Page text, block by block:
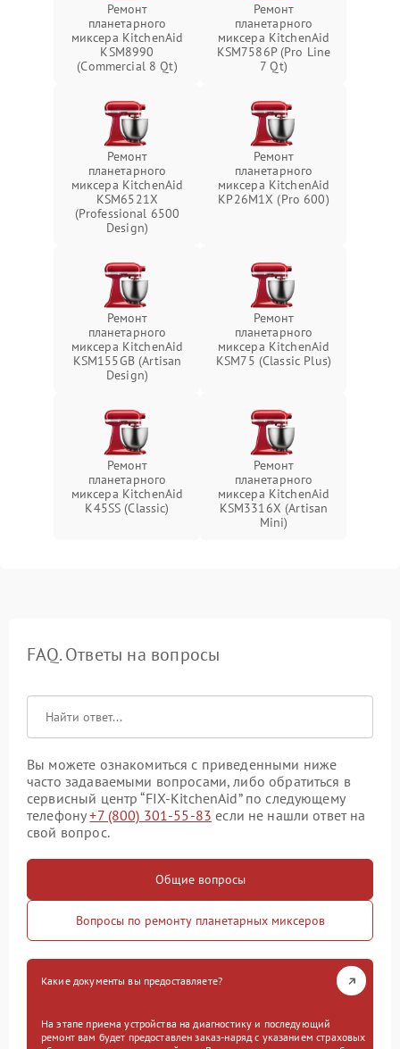
Ремонт
планетарного
миксера KitchenAid
KSM8990
(Commercial 8 Qt)
Ремонт
планетарного
миксера KitchenAid
KSM7586P (Pro Line
7 Qt)
Ремонт
планетарного
миксера KitchenAid
KSM6521X
(Professional 6500
Design)
Ремонт
планетарного
миксера KitchenAid
KP26M1X (Pro 600)
Ремонт
планетарного
миксера KitchenAid
KSM155GB (Artisan
Design)
Ремонт
планетарного
миксера KitchenAid
KSM75 (Classic Plus)
Ремонт
планетарного
миксера KitchenAid
K45SS (Classic)
Ремонт
планетарного
миксера KitchenAid
KSM3316X (Artisan
Mini)
FAQ. Ответы на вопросы
Вы можете ознакомиться с приведенными ниже
часто задаваемыми вопросами, либо обратиться в
сервисный центр “FIX-KitchenAid” по следующему
телефону+7 (800) 301-55-83 если не нашли ответ на
свой вопрос.
Общие вопросы
Вопросы по ремонту планетарных миксеров
Какие документы вы предоставляете?
На этапе приема устройства на диагностику и последующий
ремонт вам будет предоставлен заказ-наряд с указанием страховых